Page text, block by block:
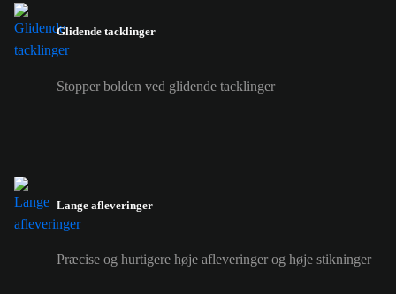
Glidende tacklinger
Stopper bolden ved glidende tacklinger
Lange afleveringer
Præcise og hurtigere høje afleveringer og høje stikninger